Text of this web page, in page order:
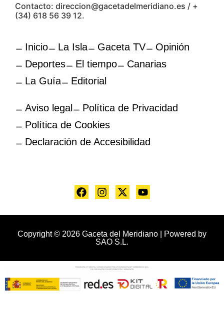
Contacto: direccion@gacetadelmeridiano.es / +
(34) 618 56 39 12.
Inicio La Isla Gaceta TV
Opinión
Deportes
El tiempo
Canarias
La Guía
Editorial
Aviso legal
Política de Privacidad
Política de Cookies
Declaración de Accesibilidad
Copyright © 2026 Gaceta del Meridiano | Powered by
SAO S.L.